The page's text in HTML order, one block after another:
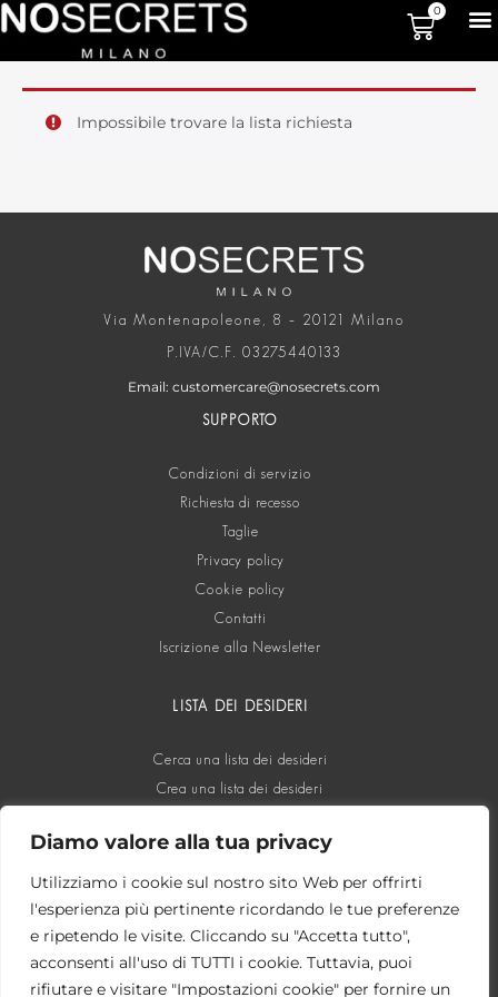
Diamo valore alla tua privacy
Utilizziamo i cookie sul nostro sito Web per offrirti
l'esperienza più pertinente ricordando le tue preferenze
e ripetendo le visite. Cliccando su "Accetta tutto",
acconsenti all'uso di TUTTI i cookie. Tuttavia, puoi
rifiutare e visitare "Impostazioni cookie" per fornire un
0
Impossibile trovare la lista richiesta
Via Montenapoleone, 8 – 20121 Milano
P.IVA/C.F. 03275440133
Email: customercare@nosecrets.com
SUPPORTO
Condizioni di servizio
Richiesta di recesso
Taglie
Privacy policy
Cookie policy
Contatti
Iscrizione alla Newsletter
LISTA DEI DESIDERI
Cerca una lista dei desideri
Crea una lista dei desideri
SOCIAL